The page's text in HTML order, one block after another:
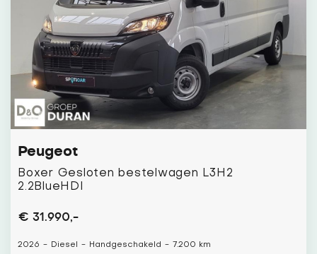
Peugeot
Boxer Gesloten bestelwagen L3H2
2.2BlueHDI
€ 31.990,-
2026 - Diesel - Handgeschakeld - 7.200 km